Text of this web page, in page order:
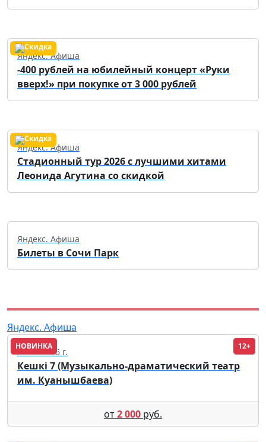
Яндекс. Афиша
-400 рублей на юбилейный концерт «Руки
вверх!» при покупке от 3 000 рублей
Яндекс. Афиша
Стадионный тур 2026 с лучшими хитами
Леонида Агутина со скидкой
Яндекс. Афиша
Билеты в Сочи Парк
Яндекс. Афиша
НОВИНКА 12+
23.09.2026 г.
Кешкі 7 (Музыкально-драматический театр
им. Куанышбаева)
от2 000 руб.